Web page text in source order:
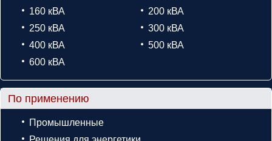
160 кВА
200 кВА
250 кВА
300 кВА
400 кВА
500 кВА
600 кВА
По применению
Промышленные